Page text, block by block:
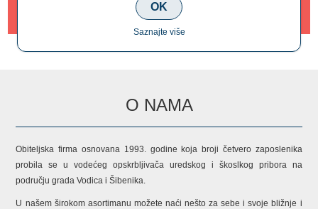
O NAMA
Obiteljska firma osnovana 1993. godine koja broji četvero zaposlenika
probila se u vodećeg opskrbljivača uredskog i škoslkog pribora na
području grada Vodica i Šibenika.
U našem širokom asortimanu možete naći nešto za sebe i svoje bližnje i
OK
Saznajte više